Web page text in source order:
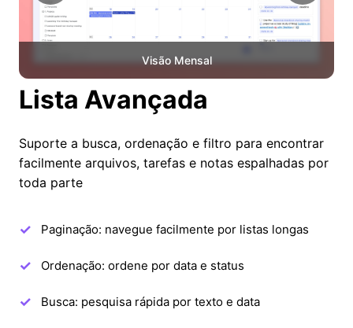
Visão Mensal
Lista Avançada
Suporte a busca, ordenação e filtro para encontrar
facilmente arquivos, tarefas e notas espalhadas por
toda parte
Paginação: navegue facilmente por listas longas
Ordenação: ordene por data e status
Busca: pesquisa rápida por texto e data